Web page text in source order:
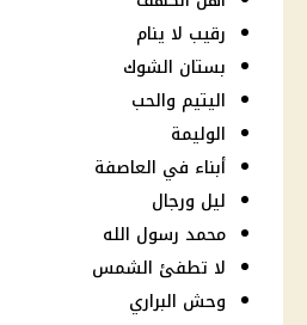
رقيب لا ينام
بستان الشوك
اليتيم والحب
الوليمة
أبناء في العاصفة
ليل ورجال
محمد رسول الله
لا تطفئ الشمس
وحش البراري